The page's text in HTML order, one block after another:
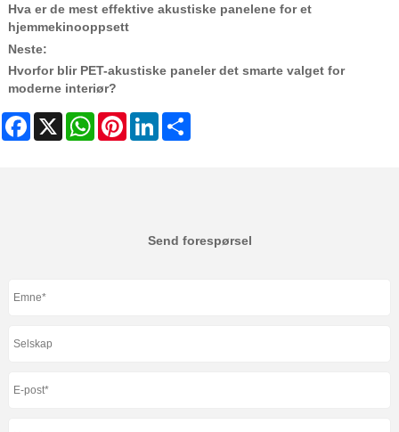
Hva er de mest effektive akustiske panelene for et
hjemmekinooppsett
Neste:
Hvorfor blir PET-akustiske paneler det smarte valget for
moderne interiør?
Facebook WhatsAppPinterestLinkedIn
Send forespørsel